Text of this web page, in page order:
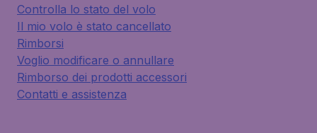
Controlla lo stato del volo
Il mio volo è stato cancellato
Rimborsi
Voglio modificare o annullare
Rimborso dei prodotti accessori
Contatti e assistenza